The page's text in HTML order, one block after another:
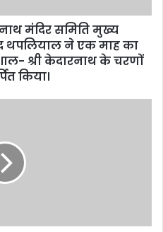
मंदिर समिति मुख्य
थपलियाल ने एक माह का
श्री केदारनाथ के चरणों
किया।